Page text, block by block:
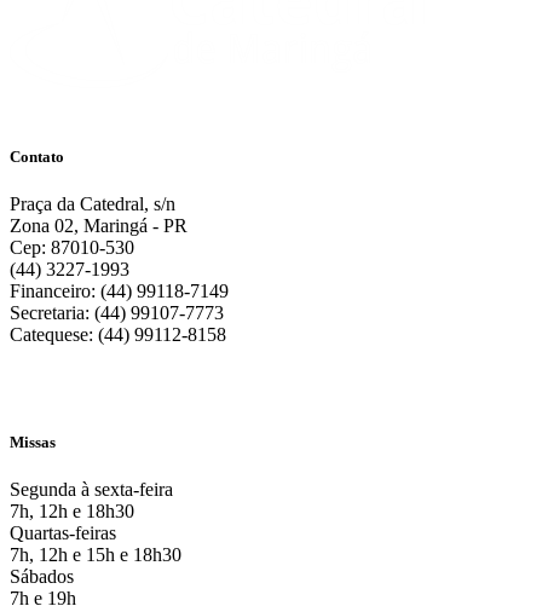
Contato
Praça da Catedral, s/n
Zona 02, Maringá - PR
Cep: 87010-530
(44) 3227-1993
Financeiro: (44) 99118-7149
Secretaria: (44) 99107-7773
Catequese: (44) 99112-8158
Missas
Segunda à sexta-feira
7h, 12h e 18h30
Quartas-feiras
7h, 12h e 15h e 18h30
Sábados
7h e 19h